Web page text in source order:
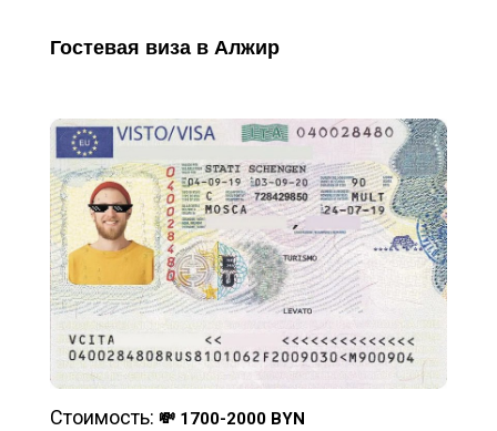
Гостевая виза в Алжир
Стоимость: 💸 1700-2000 BYN